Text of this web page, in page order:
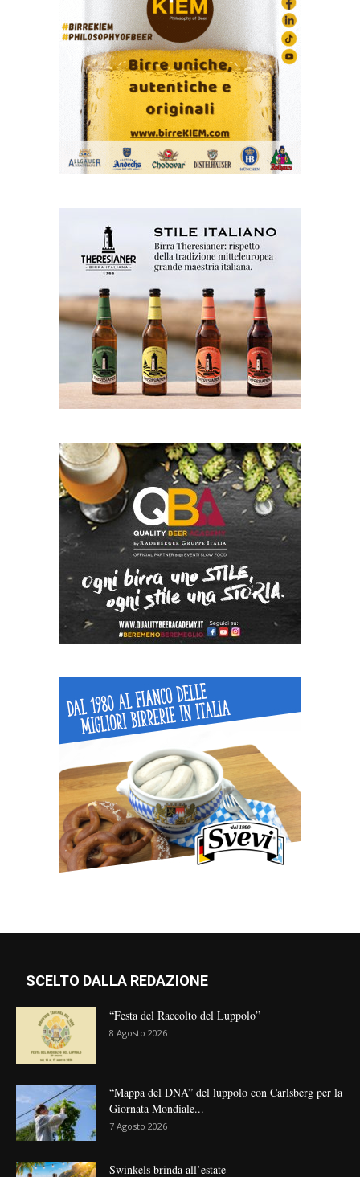
SCELTO DALLA REDAZIONE
“Festa del Raccolto del Luppolo”
8 Agosto 2026
“Mappa del DNA” del luppolo con Carlsberg per la
Giornata Mondiale...
7 Agosto 2026
Swinkels brinda all’estate